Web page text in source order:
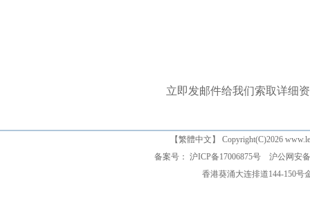
立即发邮件给我们索取详细
【繁體中文 】 Copyright(C)2026
备案号： 沪ICP备17006875号
沪公网安
香港葵涌大连排道144-150号